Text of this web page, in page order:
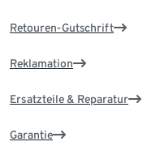
Retouren-Gutschrift
Reklamation
Ersatzteile & Reparatur
Garantie